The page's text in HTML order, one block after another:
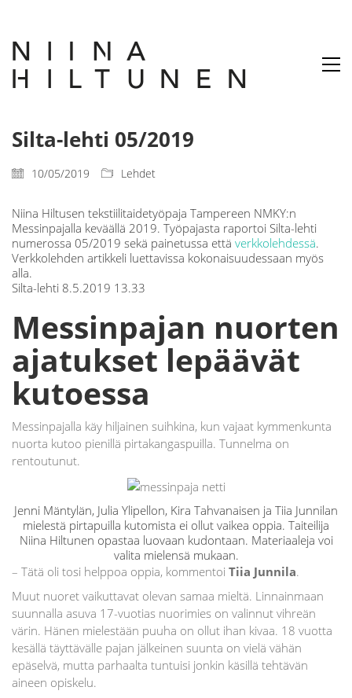
Silta-lehti 05/2019
10/05/2019 Lehdet
Niina Hiltusen tekstiilitaidetyöpaja Tampereen NMKY:n
Messinpajalla keväällä 2019. Työpajasta raportoi Silta-lehti
numerossa 05/2019 sekä painetussa että verkkolehdessä.
Verkkolehden artikkeli luettavissa kokonaisuudessaan myös
alla.
Silta-lehti 8.5.2019 13.33
Messinpajan nuorten
ajatukset lepäävät
kutoessa
Messinpajalla käy hiljainen suihkina, kun vajaat kymmenkunta
nuorta kutoo pienillä pirtakangaspuilla. Tunnelma on
rentoutunut.
Jenni Mäntylän, Julia Ylipellon, Kira Tahvanaisen ja Tiia Junnilan
mielestä pirtapuilla kutomista ei ollut vaikea oppia. Taiteilija
Niina Hiltunen opastaa luovaan kudontaan. Materiaaleja voi
valita mielensä mukaan.
– Tätä oli tosi helppoa oppia, kommentoi Tiia Junnila.
Muut nuoret vaikuttavat olevan samaa mieltä. Linnainmaan
suunnalla asuva 17-vuotias nuorimies on valinnut vihreän
värin. Hänen mielestään puuha on ollut ihan kivaa. 18 vuotta
kesällä täyttävälle pajan jälkeinen suunta on vielä vähän
epäselvä, mutta parhaalta tuntuisi jonkin käsillä tehtävän
aineen opiskelu.